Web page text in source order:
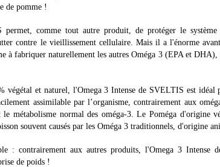
de pomme !
comme tout autre produit, de protéger le système
contre le vieillissement cellulaire. Mais il a l'énorme
à fabriquer naturellement les autres Oméga 3 (EPA et
végétal et naturel, l'Omega 3 Intense de SVELTIS est idéal
assimilable par l’organisme, contrairement aux
métabolisme normal des oméga-3. Le Poméga d'origine
souvent causés par les Oméga 3 traditionnels, d'origine
: contrairement aux autres produits, l'Omega 3 Intense
de poids !